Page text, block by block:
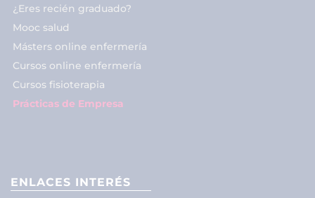
¿Eres recién graduado?
Mooc salud
Másters online enfermería
Cursos online enfermería
Cursos fisioterapia
Prácticas de Empresa
ENLACES INTERÉS